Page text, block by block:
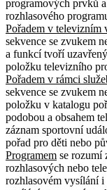
programových prvků
rozhlasového
Pořadem v televizním
sekvence se zvukem
a funkcí tvoří
položku televizního
Pořadem v rámci
sekvence se zvukem
položku v katalogu
podobou a obsahem
záznam sportovní
pořad pro děti nebo
Programem se rozumí
rozhlasových nebo
rozhlasovém vysílání